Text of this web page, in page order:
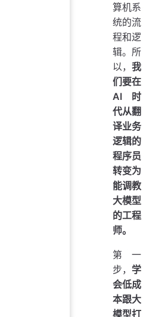
算机系
统的流
程和逻
辑。所
以， 我
们要在
AI 时
代从翻
译业务
逻辑的
程序员
转变为
能调教
大模型
的工程
师。
第一
步， 学
会低成
本跟大
模型打